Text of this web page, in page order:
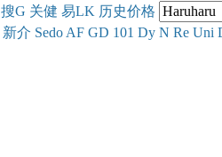
搜G 关健 易LK 历史价格
新介 Sedo AF GD 101 Dy N Re Uni